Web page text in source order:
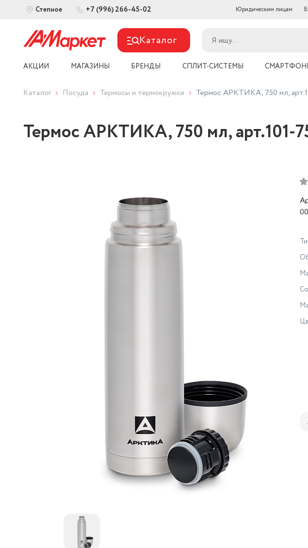
Степное +7 (996) 266-45-02 Юридическим лицам
Каталог
АКЦИИ МАГАЗИНЫ БРЕНДЫ СПЛИТ-СИСТЕМЫ
Каталог Посуда Термосы и термокружки Термос АРКТИКА, 750 мл,
Термос АРКТИКА, 750 мл, арт.101-